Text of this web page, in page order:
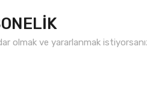
olmak ve yararlanmak